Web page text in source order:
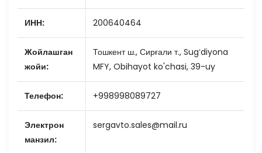
ИНН: 200640464
Жойлашган
жойи:
Тошкент ш., Сирғали т., Sugʻdiyona
MFY, Obihayot ko'chasi, 39-uy
Телефон: +998998089727
Электрон
манзил:
sergavto.sales@mail.ru